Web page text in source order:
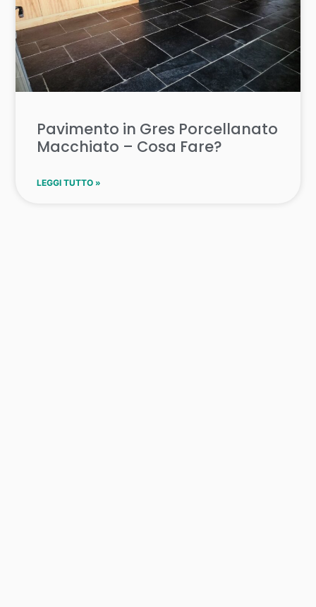
Pavimento in Gres Porcellanato
Macchiato – Cosa Fare?
LEGGI TUTTO »